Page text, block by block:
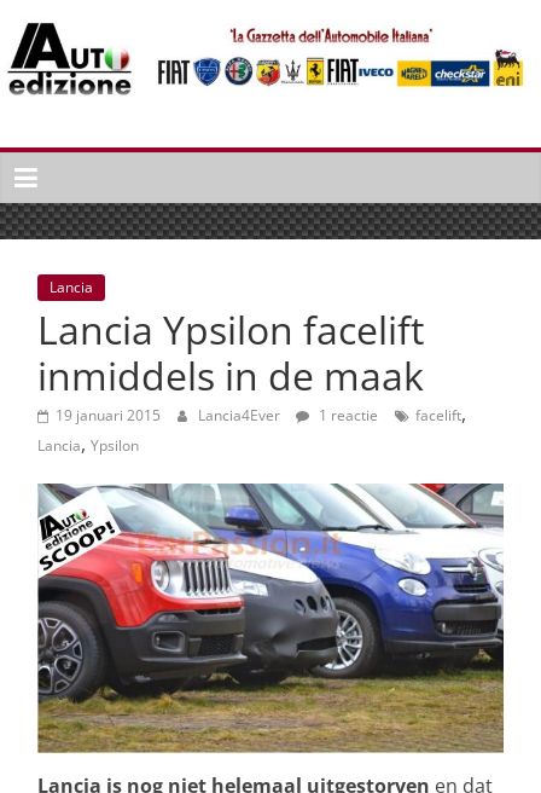
naar
inhoud
Auto
Edizione
La
Gazetta
dell'Automobile
Italiana
Italiaans
autonieuws
lifestyle
Lancia
Lancia Ypsilon facelift
inmiddels in de maak
19 januari 2015 Lancia4Ever 1 reactie facelift,
Lancia, Ypsilon
Lancia is nog niet helemaal uitgestorven en dat